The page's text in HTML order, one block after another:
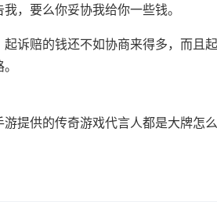
，要么你妥协我给你一些钱。
诉赔的钱还不如协商来得多，而且
提供的传奇游戏代言人都是大牌怎